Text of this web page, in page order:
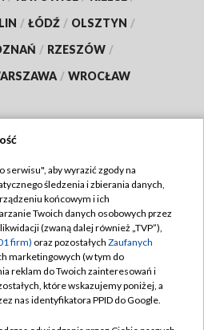
/ ŁÓDŹ / OLSZTYN /
/ RZESZÓW /
/ WROCŁAW
TVP
TVP
prywatności
zgody
Pomoc
serwisu", aby wyrazić zgody na
śledzenia i zbierania danych,
końcowym i ich
Twoich danych osobowych przez
(zwaną dalej również „TVP”),
firm) oraz pozostałych Zaufanych
marketingowych (w tym do
reklam do Twoich zainteresowań i
które wskazujemy poniżej, a
nas identyfikatora PPID do Google.